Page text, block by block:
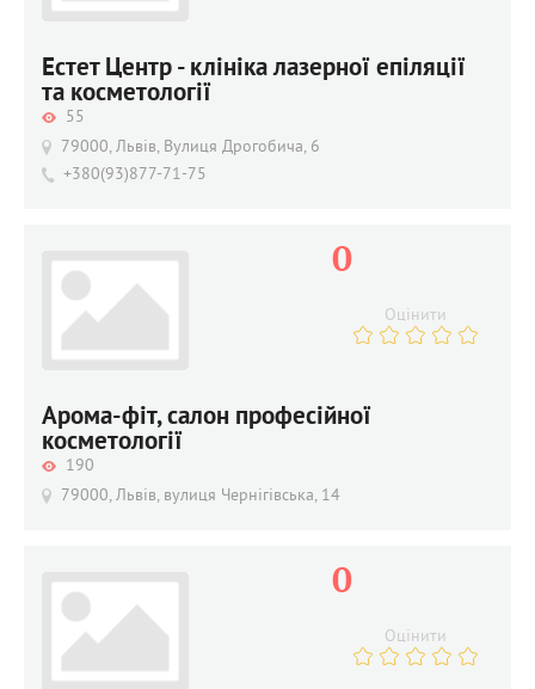
Естет Центр - клініка лазерної епіляції
та косметології
55
79000, Львів, Вулиця Дрогобича, 6
+380(93)877-71-75
Арома-фіт, салон професійної
косметології
190
79000, Львів, вулиця Чернігівська, 14
0
Оцінити
0
Оцінити